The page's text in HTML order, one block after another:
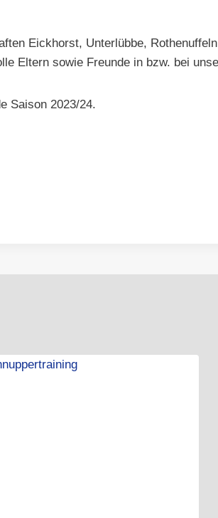
Eickhorst, Unterlübbe,
Eltern sowie Freunde in bzw. bei
Saison 2023/24.